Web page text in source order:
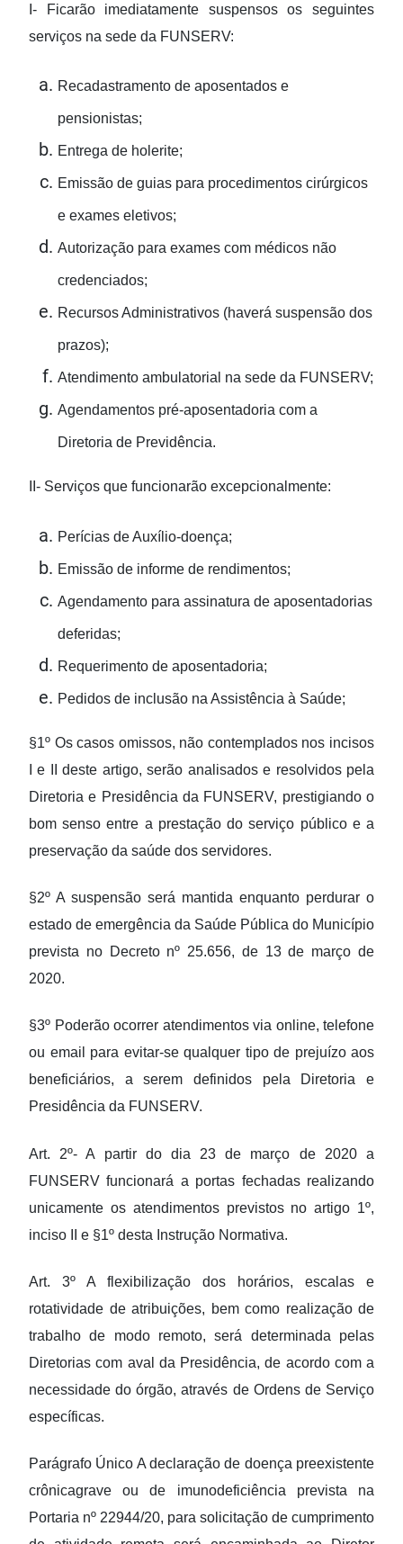
I- Ficarão imediatamente suspensos os seguintes
serviços na sede da FUNSERV:
Recadastramento de aposentados e
pensionistas;
Entrega de holerite;
Emissão de guias para procedimentos cirúrgicos
e exames eletivos;
Autorização para exames com médicos não
credenciados;
Recursos Administrativos (haverá suspensão dos
prazos);
Atendimento ambulatorial na sede da FUNSERV;
Agendamentos pré-aposentadoria com a
Diretoria de Previdência.
II- Serviços que funcionarão excepcionalmente:
Perícias de Auxílio-doença;
Emissão de informe de rendimentos;
Agendamento para assinatura de aposentadorias
deferidas;
Requerimento de aposentadoria;
Pedidos de inclusão na Assistência à Saúde;
§1º Os casos omissos, não contemplados nos incisos
I e II deste artigo, serão analisados e resolvidos pela
Diretoria e Presidência da FUNSERV, prestigiando o
bom senso entre a prestação do serviço público e a
preservação da saúde dos servidores.
§2º A suspensão será mantida enquanto perdurar o
estado de emergência da Saúde Pública do Município
prevista no Decreto nº 25.656, de 13 de março de
2020.
§3º Poderão ocorrer atendimentos via online, telefone
ou email para evitar-se qualquer tipo de prejuízo aos
beneficiários, a serem definidos pela Diretoria e
Presidência da FUNSERV.
Art. 2º- A partir do dia 23 de março de 2020 a
FUNSERV funcionará a portas fechadas realizando
unicamente os atendimentos previstos no artigo 1º,
inciso II e §1º desta Instrução Normativa.
Art. 3º A flexibilização dos horários, escalas e
rotatividade de atribuições, bem como realização de
trabalho de modo remoto, será determinada pelas
Diretorias com aval da Presidência, de acordo com a
necessidade do órgão, através de Ordens de Serviço
específicas.
Parágrafo Único A declaração de doença preexistente
crônicagrave ou de imunodeficiência prevista na
Portaria nº 22944/20, para solicitação de cumprimento